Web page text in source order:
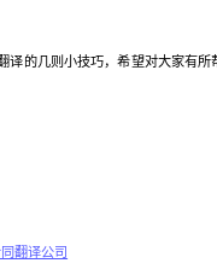
的几则小技巧，希望对大家有所
翻译公司